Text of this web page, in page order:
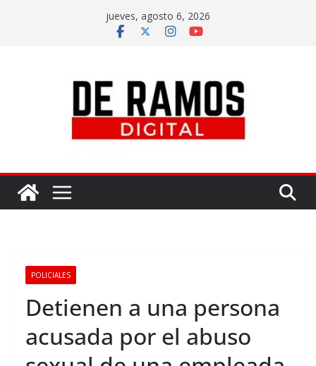
jueves, agosto 6, 2026
POLICIALES
Detienen a una persona
acusada por el abuso